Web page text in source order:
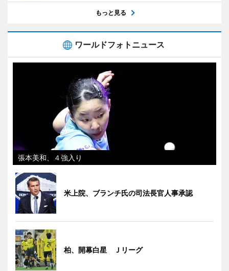
もっと見る
ワールドフォトニュース
張本美和、４強入り
米上院、ブランチ氏の司法長官人事承認
柏、開幕白星 Ｊリーグ